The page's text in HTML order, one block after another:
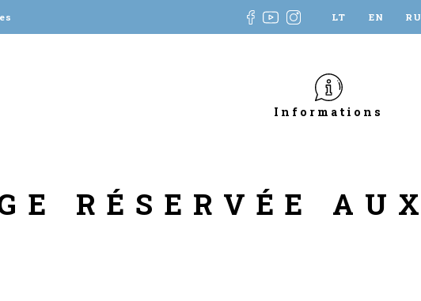
LT EN RU
Informations
RÉSERVÉE AUX